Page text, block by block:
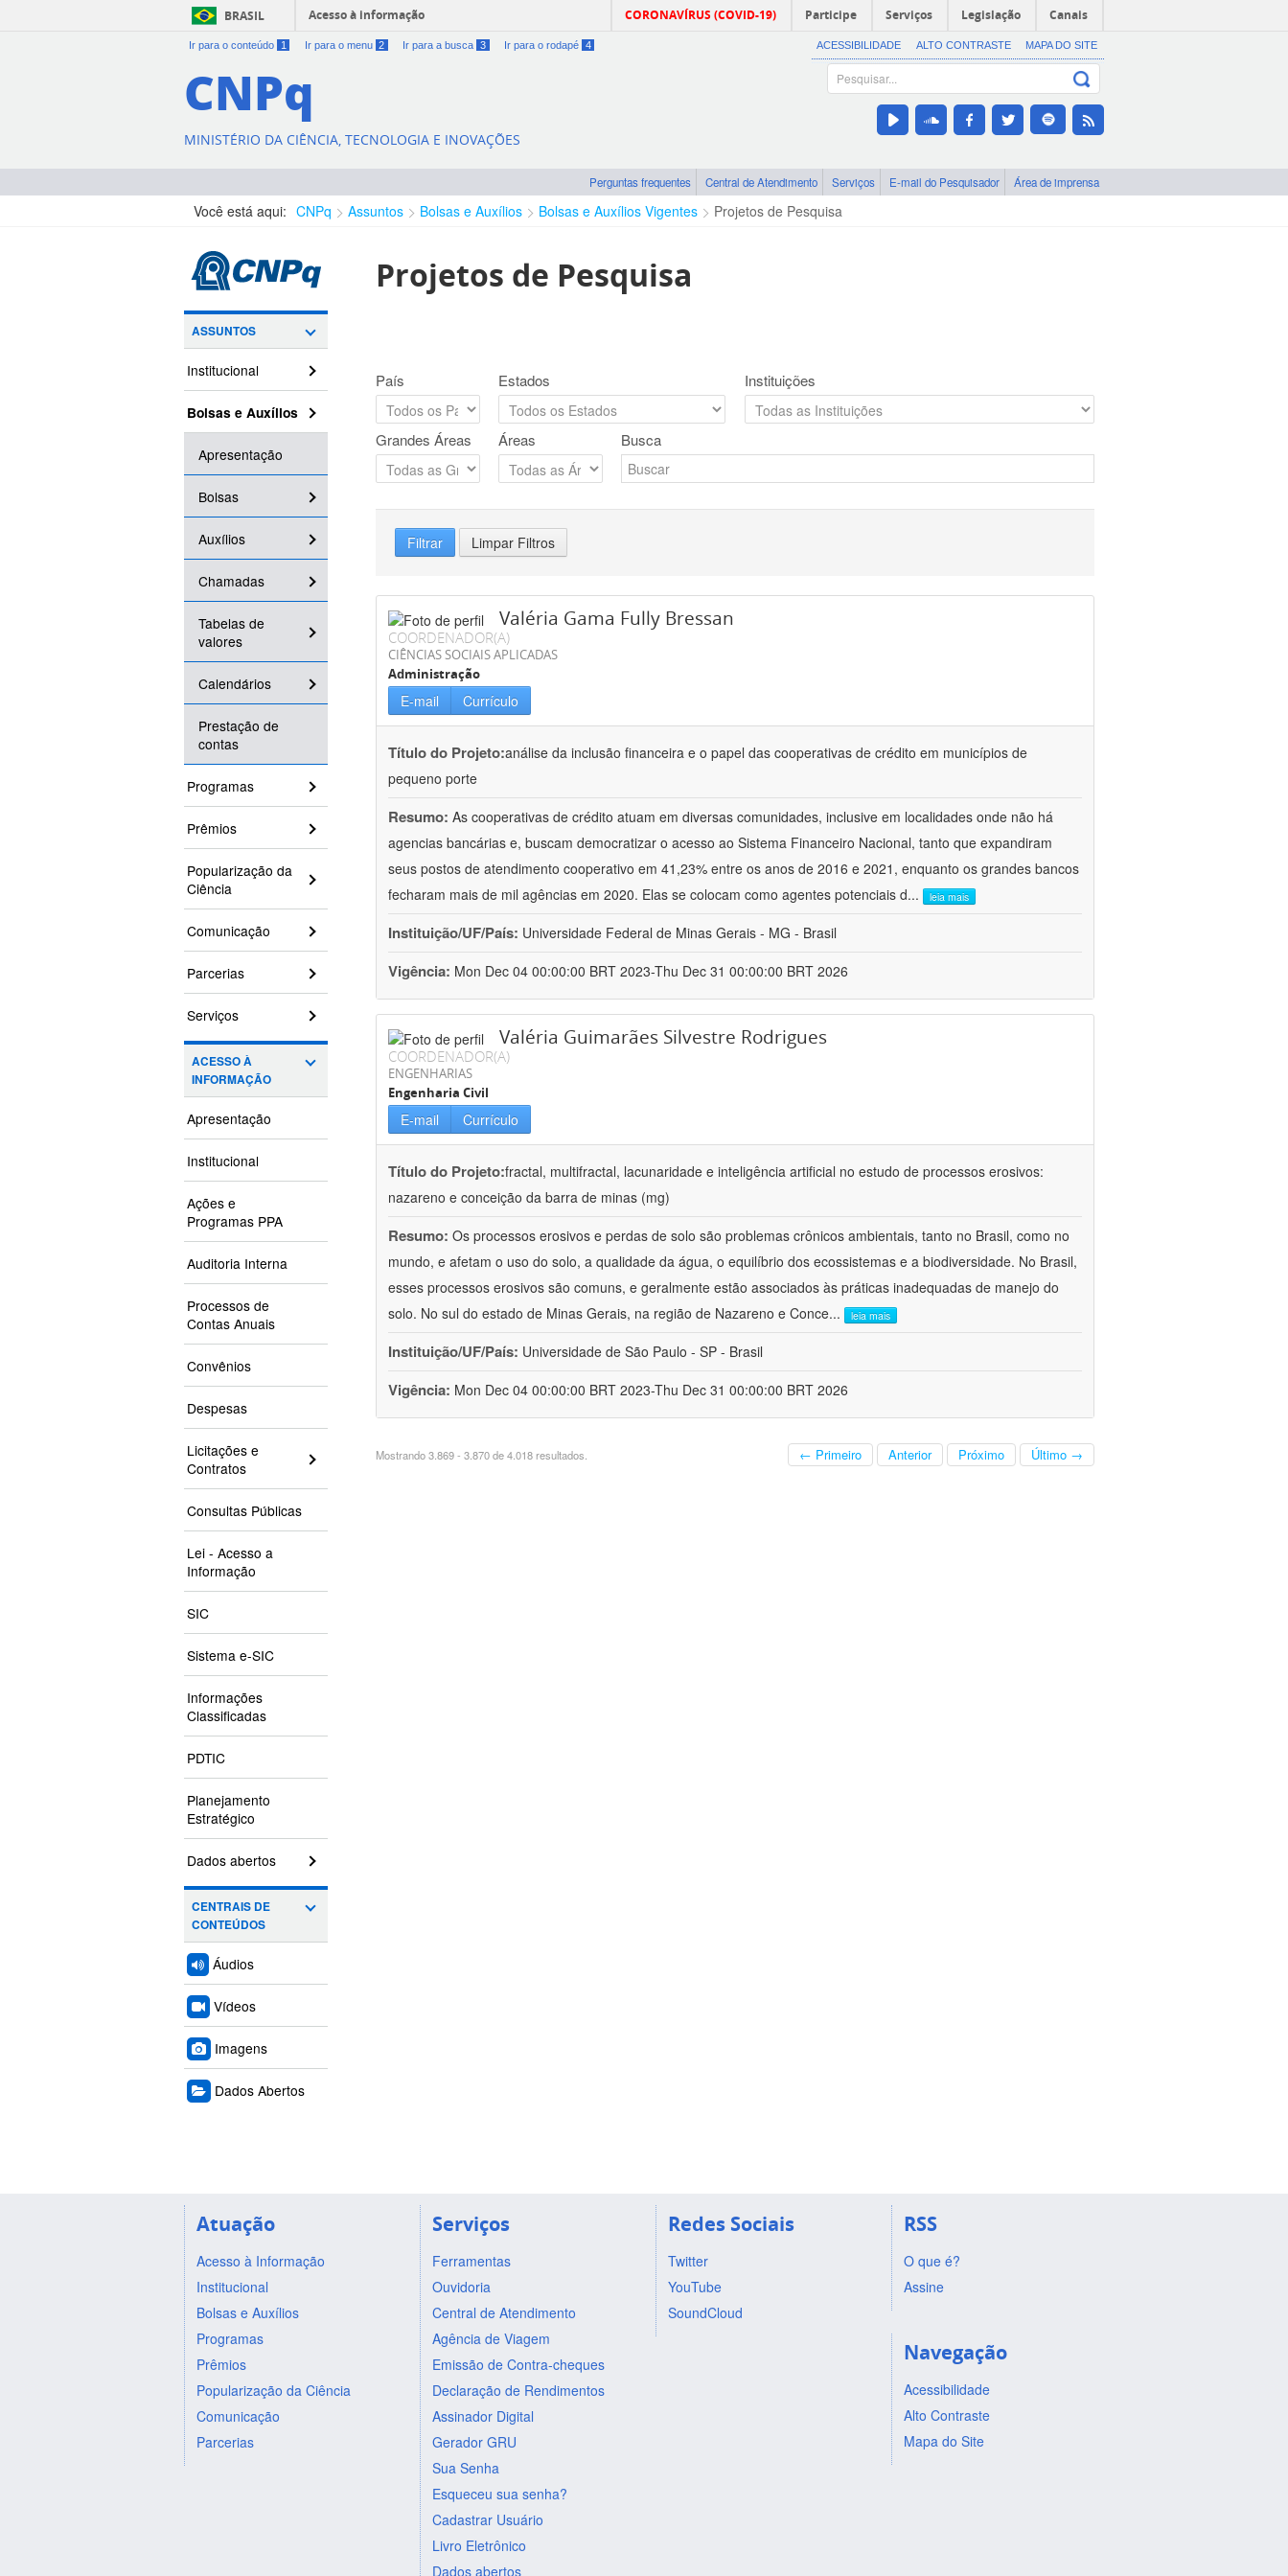
BRASIL Acesso à informação CORONAVÍRUS (COVID-19) Participe Serviços Legislação Canais
Ir para o conteúdo 1 Ir para o menu 2 Ir para a busca 3 Ir para o rodapé 4 ACESSIBILIDADE ALTO CONTRASTE MAPA DO SITE
CNPq
MINISTÉRIO DA CIÊNCIA, TECNOLOGIA E INOVAÇÕES
Perguntas frequentes Central de Atendimento Serviços E-mail do Pesquisador Área de imprensa
Você está aqui: CNPq Assuntos Bolsas e Auxílios Bolsas e Auxílios Vigentes Projetos de Pesquisa
ASSUNTOS
Institucional
Bolsas e Auxílios
Apresentação
Bolsas
Auxílios
Chamadas
Tabelas de
valores
Calendários
Prestação de
contas
Programas
Prêmios
Popularização da
Ciência
Comunicação
Parcerias
Serviços
ACESSO À
INFORMAÇÃO
Apresentação
Institucional
Ações e
Programas PPA
Auditoria Interna
Processos de
Contas Anuais
Convênios
Despesas
Licitações e
Contratos
Consultas Públicas
Lei - Acesso a
Informação
SIC
Sistema e-SIC
Informações
Classificadas
PDTIC
Planejamento
Estratégico
Dados abertos
CENTRAIS DE
CONTEÚDOS
Áudios
Vídeos
Imagens
Dados Abertos
Projetos de Pesquisa
País Estados Instituições
Grandes Áreas Áreas Busca
Filtrar Limpar Filtros
Valéria Gama Fully Bressan
COORDENADOR(A)
CIÊNCIAS SOCIAIS APLICADAS
Administração
E-mail Currículo
Título do Projeto:análise da inclusão financeira e o papel das cooperativas de crédito em municípios de
pequeno porte
Resumo: As cooperativas de crédito atuam em diversas comunidades, inclusive em localidades onde não há
agencias bancárias e, buscam democratizar o acesso ao Sistema Financeiro Nacional, tanto que expandiram
seus postos de atendimento cooperativo em 41,23% entre os anos de 2016 e 2021, enquanto os grandes bancos
fecharam mais de mil agências em 2020. Elas se colocam como agentes potenciais d... leia mais
Instituição/UF/País: Universidade Federal de Minas Gerais - MG - Brasil
Vigência: Mon Dec 04 00:00:00 BRT 2023-Thu Dec 31 00:00:00 BRT 2026
Valéria Guimarães Silvestre Rodrigues
COORDENADOR(A)
ENGENHARIAS
Engenharia Civil
E-mail Currículo
Título do Projeto:fractal, multifractal, lacunaridade e inteligência artificial no estudo de processos erosivos:
nazareno e conceição da barra de minas (mg)
Resumo: Os processos erosivos e perdas de solo são problemas crônicos ambientais, tanto no Brasil, como no
mundo, e afetam o uso do solo, a qualidade da água, o equilíbrio dos ecossistemas e a biodiversidade. No Brasil,
esses processos erosivos são comuns, e geralmente estão associados às práticas inadequadas de manejo do
solo. No sul do estado de Minas Gerais, na região de Nazareno e Conce... leia mais
Instituição/UF/País: Universidade de São Paulo - SP - Brasil
Vigência: Mon Dec 04 00:00:00 BRT 2023-Thu Dec 31 00:00:00 BRT 2026
Mostrando 3.869 - 3.870 de 4.018 resultados. ← Primeiro Anterior Próximo Último →
Atuação
Acesso à Informação
Institucional
Bolsas e Auxílios
Programas
Prêmios
Popularização da Ciência
Comunicação
Parcerias
Serviços
Ferramentas
Ouvidoria
Central de Atendimento
Agência de Viagem
Emissão de Contra-cheques
Declaração de Rendimentos
Assinador Digital
Gerador GRU
Sua Senha
Esqueceu sua senha?
Cadastrar Usuário
Livro Eletrônico
Dados abertos
Redes Sociais
Twitter
YouTube
SoundCloud
RSS
O que é?
Assine
Navegação
Acessibilidade
Alto Contraste
Mapa do Site